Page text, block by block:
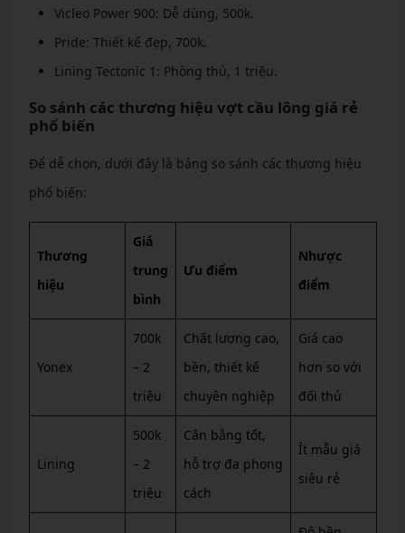
Vicleo Power 900: Dễ dùng, 500k.
Pride: Thiết kế đẹp, 700k.
Lining Tectonic 1: Phòng thủ, 1 triệu.
So sánh các thương hiệu vợt cầu lông giá rẻ
phổ biến
Để dễ chọn, dưới đây là bảng so sánh các thương hiệu
phổ biến:
Thương
hiệu
Giá
trung
bình
Ưu điểm
Nhược
điểm
Yonex
700k
– 2
triệu
Chất lượng cao,
bền, thiết kế
chuyên nghiệp
Giá cao
hơn so với
đối thủ
Lining
500k
– 2
triệu
Cân bằng tốt,
hỗ trợ đa phong
cách
Ít mẫu giá
siêu rẻ